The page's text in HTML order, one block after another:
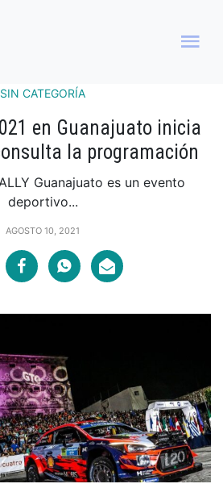
SIN CATEGORÍA
en Guanajuato inicia
la programación
Guanajuato es un evento
deportivo...
AGOSTO 10, 2021